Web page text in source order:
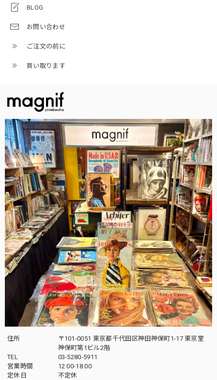
BLOG
お問い合わせ
ご注文の前に
買い取ります
住所
〒101-0051 東京都千代田区神田神保町1-17 東京堂
神保町第1ビル2階
TEL
03-5280-5911
営業時間
12:00-18:00
定休日
不定休